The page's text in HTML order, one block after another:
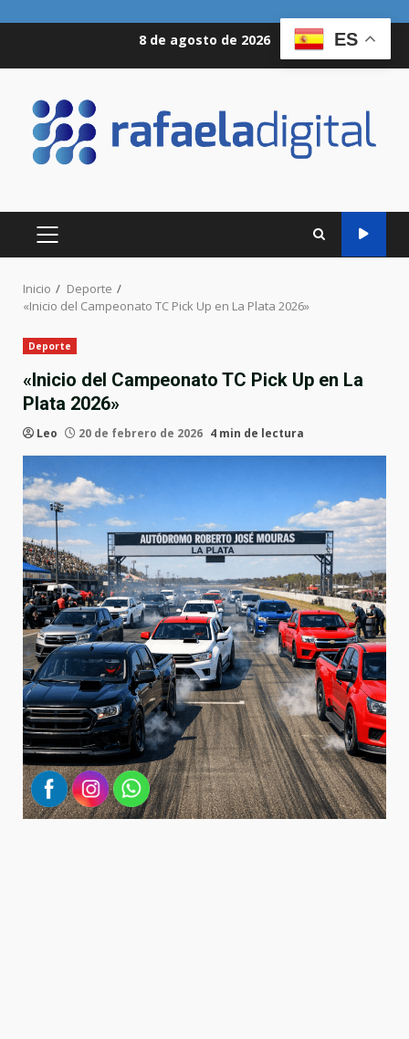
8 de agosto de 2026
MENÚ
PRINCIPAL
Inicio
Deporte
«Inicio del Campeonato TC Pick Up en La Plata 2026»
Deporte
«Inicio del Campeonato TC Pick Up en La
Plata 2026»
Leo 20 de febrero de 2026 4 min de lectura
ES